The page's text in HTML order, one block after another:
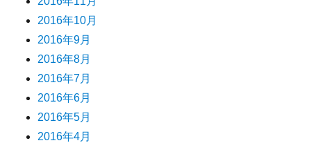
2016年10月
2016年9月
2016年8月
2016年7月
2016年6月
2016年5月
2016年4月